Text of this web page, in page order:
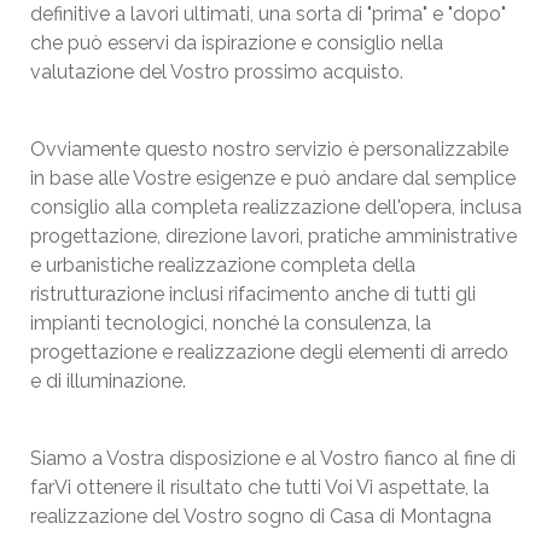
definitive a lavori ultimati, una sorta di "prima" e "dopo"
che può esservi da ispirazione e consiglio nella
valutazione del Vostro prossimo acquisto.
Ovviamente questo nostro servizio è personalizzabile
in base alle Vostre esigenze e può andare dal semplice
consiglio alla completa realizzazione dell'opera, inclusa
progettazione, direzione lavori, pratiche amministrative
e urbanistiche realizzazione completa della
ristrutturazione inclusi rifacimento anche di tutti gli
impianti tecnologici, nonché la consulenza, la
progettazione e realizzazione degli elementi di arredo
e di illuminazione.
Siamo a Vostra disposizione e al Vostro fianco al fine di
farVi ottenere il risultato che tutti Voi Vi aspettate, la
realizzazione del Vostro sogno di Casa di Montagna